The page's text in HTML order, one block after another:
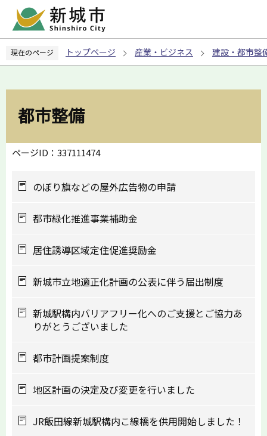
ペ
の
現在のページ トップページ 産業・ビジネス 建設・都市整
都市整備
ページID：337111474
のぼり旗などの屋外広告物の申請
都市緑化推進事業補助金
居住誘導区域定住促進奨励金
新城市立地適正化計画の公表に伴う届出制度
新城駅構内バリアフリー化へのご支援とご協力あ
りがとうございました
都市計画提案制度
地区計画の決定及び変更を行いました
JR飯田線新城駅構内こ線橋を供用開始しました！